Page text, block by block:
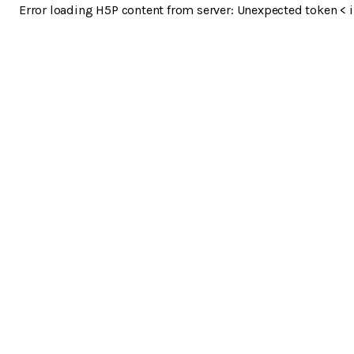
Error loading H5P content from server: Unexpected token <